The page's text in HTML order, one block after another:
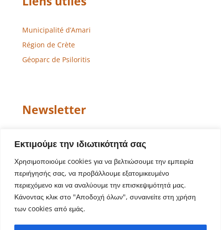
Εκτιμούμε την ιδιωτικότητά σας
Χρησιμοποιούμε cookies για να βελτιώσουμε την εμπειρία
περιήγησής σας, να προβάλλουμε εξατομικευμένο
περιεχόμενο και να αναλύουμε την επισκεψιμότητά μας.
Κάνοντας κλικ στο "Αποδοχή όλων", συναινείτε στη χρήση
των cookies από εμάς.
Municipalité d’Amari
Région de Crète
Géoparc de Psiloritis
Newsletter